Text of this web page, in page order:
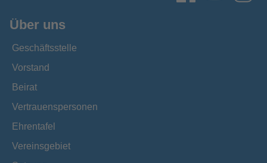
Über uns
Geschäftsstelle
Vorstand
Beirat
Vertrauenspersonen
Ehrentafel
Vereinsgebiet